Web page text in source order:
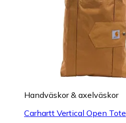
Handväskor & axelväskor
Carhartt Vertical Open Tote